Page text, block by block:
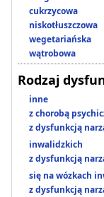
cukrzycowa
niskotłuszczowa
wegetariańska
wątrobowa
Rodzaj
inne
z chorobą
z dysfunkcją
inwalidzkich
z dysfunkcją
się na wózkach
z dysfunkcją